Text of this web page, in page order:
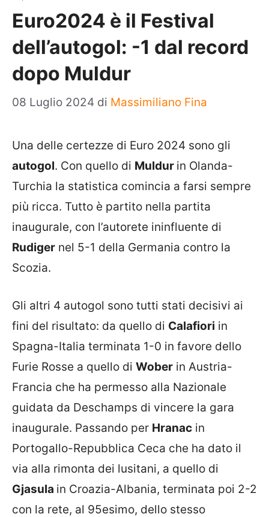
Euro2024 è il Festival
dell’autogol: -1 dal record
dopo Muldur
08 Luglio 2024 di Massimiliano Fina
Una delle certezze di Euro 2024 sono gli
autogol. Con quello di Muldur in Olanda-
Turchia la statistica comincia a farsi sempre
più ricca. Tutto è partito nella partita
inaugurale, con l’autorete ininfluente di
Rudiger nel 5-1 della Germania contro la
Scozia.
Gli altri 4 autogol sono tutti stati decisivi ai
fini del risultato: da quello di Calafiori in
Spagna-Italia terminata 1-0 in favore dello
Furie Rosse a quello di Wober in Austria-
Francia che ha permesso alla Nazionale
guidata da Deschamps di vincere la gara
inaugurale. Passando per Hranac in
Portogallo-Repubblica Ceca che ha dato il
via alla rimonta dei lusitani, a quello di
Gjasula in Croazia-Albania, terminata poi 2-2
con la rete, al 95esimo, dello stesso